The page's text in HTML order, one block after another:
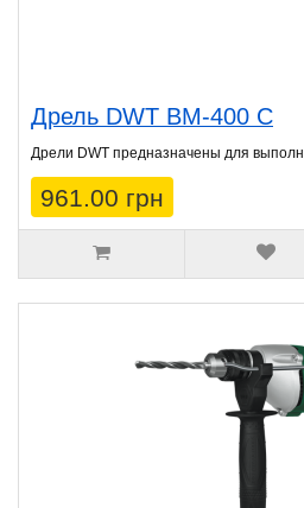
Дрель DWT BM-400 C
Дрели DWT предназначены для
961.00 грн